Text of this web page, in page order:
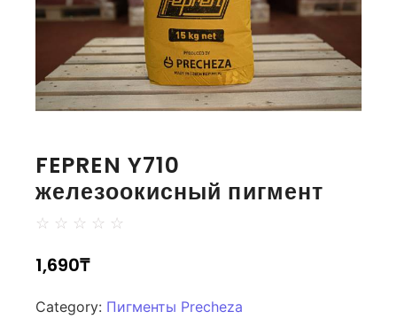
FEPREN Y710
железоокисный пигмент
☆ ☆ ☆ ☆ ☆
1,690₸
Category: Пигменты Precheza